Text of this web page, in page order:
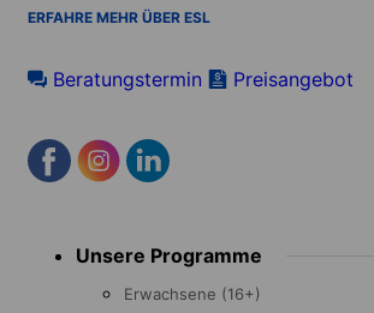
ERFAHRE MEHR ÜBER ESL
Beratungstermin Preisangebot
menu Unsere Programme
Erwachsene (16+)